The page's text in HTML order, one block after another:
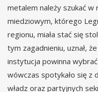
metalem należy szukać w
miedziowym, którego
regionu, miała stać się
tym zagadnieniu, uznał,
instytucja powinna
wówczas spotykało się z
władz oraz partyjnych